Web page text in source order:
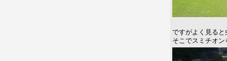
ですがよく見る
そこでスミチオ